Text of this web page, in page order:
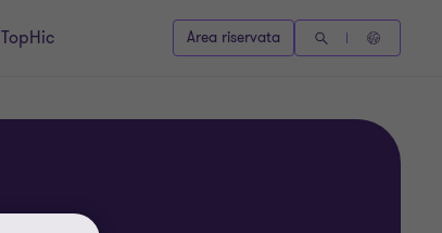
TopHic Area riservata